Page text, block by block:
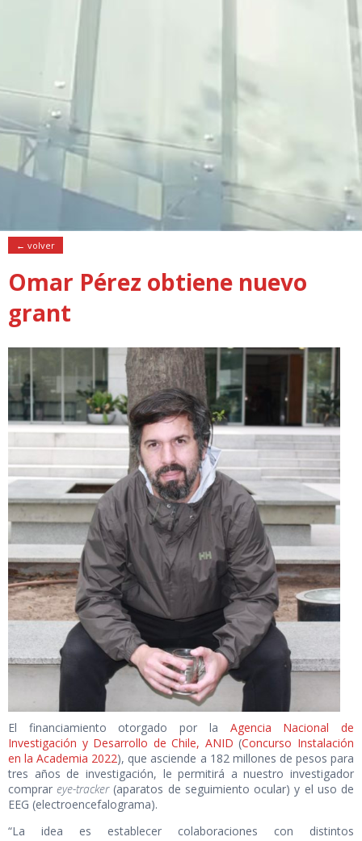
← volver
Omar Pérez obtiene nuevo
grant
El financiamiento otorgado por la Agencia Nacional de
Investigación y Desarrollo de Chile, ANID (Concurso Instalación
en la Academia 2022), que asciende a 182 millones de pesos para
tres años de investigación, le permitirá a nuestro investigador
comprareye-tracker(aparatos de seguimiento ocular) y el uso de
EEG (electroencefalograma).
“La idea es establecer colaboraciones con distintos